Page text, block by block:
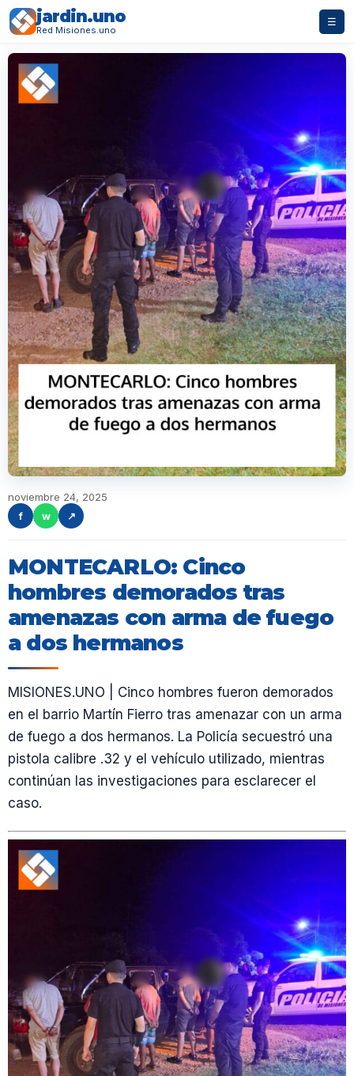
jardin.uno
Red Misiones.uno
☰
noviembre 24, 2025
f
w ↗
MONTECARLO: Cinco
hombres demorados tras
amenazas con arma de fuego
a dos hermanos
MISIONES.UNO | Cinco hombres fueron demorados
en el barrio Martín Fierro tras amenazar con un arma
de fuego a dos hermanos. La Policía secuestró una
pistola calibre .32 y el vehículo utilizado, mientras
continúan las investigaciones para esclarecer el
caso.